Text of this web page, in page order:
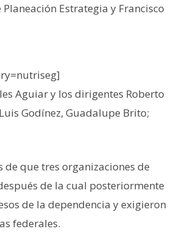
Planeación Estrategia y Francisco
Aguiar y los dirigentes Roberto
Godínez, Guadalupe Brito;
que tres organizaciones de
de la cual posteriormente
de la dependencia y exigieron
federales.